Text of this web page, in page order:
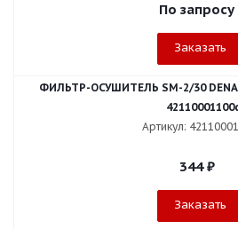
По запросу
Заказать
ФИЛЬТР-ОСУШИТЕЛЬ SM-2/30 DENA,
Артикул:
344₽
Заказать